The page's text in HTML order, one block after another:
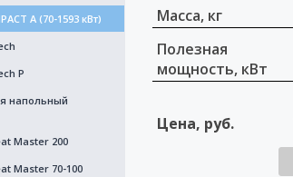
A (70-1593 кВт)
Р
напольный
Master 200
Master 70-100
Масса, кг
Полезная
мощность, кВт
Цена, руб.